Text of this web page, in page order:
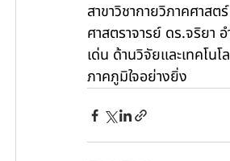
สาขาวิชากายวิภาคศา
ศาสตราจารย์ ดร.จริยา
เด่น ด้านวิจัยและเทคโ
ภาคภูมิใจอย่างยิ่ง